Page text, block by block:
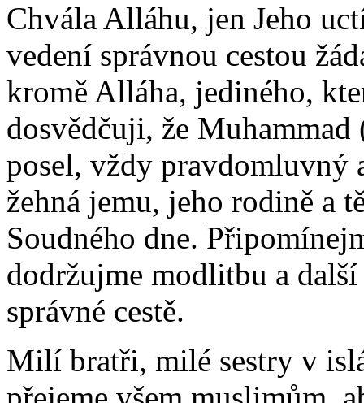
Chvála Alláhu, jen Jeho
vedení správnou cestou
kromě Alláha, jediného,
dosvědčuji, že
posel, vždy
žehná jemu, jeho rodině a
Soudného dne.
dodržujme modlitbu a
správné cestě.
Milí bratři, milé sestry v